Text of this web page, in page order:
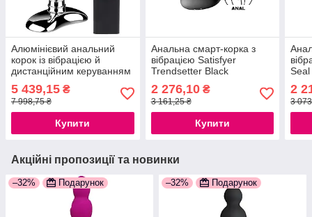
Алюмінієвий анальний
корок із вібрацією й
дистанційним керуванням
777Store.com.ua
5 439,15 ₴
7 998,75 ₴
Купити
Анальна смарт-корка з
вібрацією Satisfyer
Trendsetter Black
2 276,10₴
3 161,25 ₴
Купити
2
3
Акційні пропозиції та новинки
–32% Подарунок –32% Подарунок